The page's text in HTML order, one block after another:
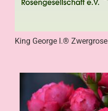
King George I.® Zwergrose